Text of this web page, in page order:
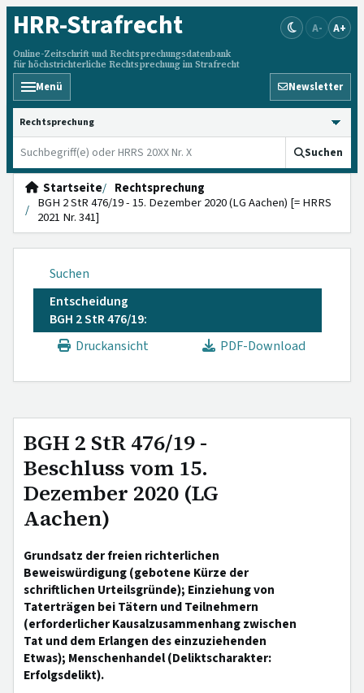
HRR-Strafrecht
Online-Zeitschrift und Rechtsprechungsdatenbank
für höchstrichterliche Rechtsprechung im Strafrecht
A- A+
Menü Newsletter
HRRS durchsuchen
Suchen
Startseite
Rechtsprechung
BGH 2 StR 476/19 - 15. Dezember 2020 (LG Aachen) [= HRRS
2021 Nr. 341]
Suchen
Entscheidung
BGH 2 StR 476/19:
Druckansicht
PDF-Download
BGH 2 StR 476/19 -
Beschluss vom 15.
Dezember 2020 (LG
Aachen)
Grundsatz der freien richterlichen
Beweiswürdigung (gebotene Kürze der
schriftlichen Urteilsgründe); Einziehung von
Taterträgen bei Tätern und Teilnehmern
(erforderlicher Kausalzusammenhang zwischen
Tat und dem Erlangen des einzuziehenden
Etwas); Menschenhandel (Deliktscharakter:
Erfolgsdelikt).